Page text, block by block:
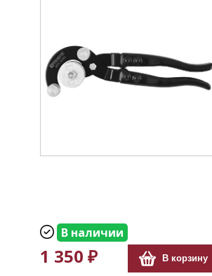
В наличии
1 350 ₽ В корзину